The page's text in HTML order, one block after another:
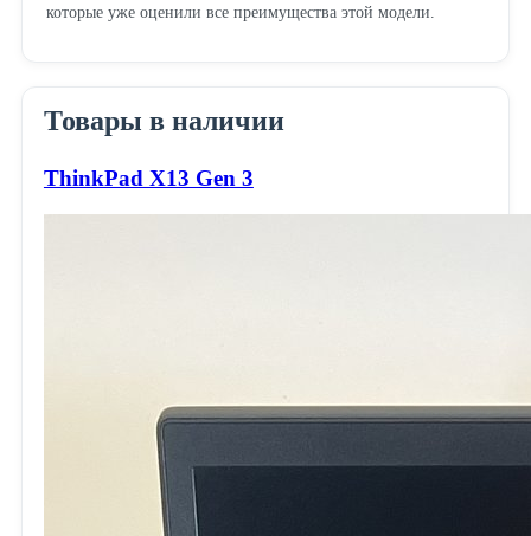
которые уже оценили все преимущества этой модели.
Товары в наличии
ThinkPad X13 Gen 3